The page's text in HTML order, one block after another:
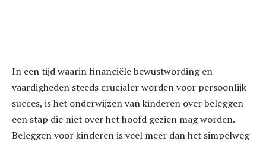
In een tijd waarin financiële bewustwording en
vaardigheden steeds crucialer worden voor persoonlijk
succes, is het onderwijzen van kinderen over beleggen
een stap die niet over het hoofd gezien mag worden.
Beleggen voor kinderen is veel meer dan het simpelweg